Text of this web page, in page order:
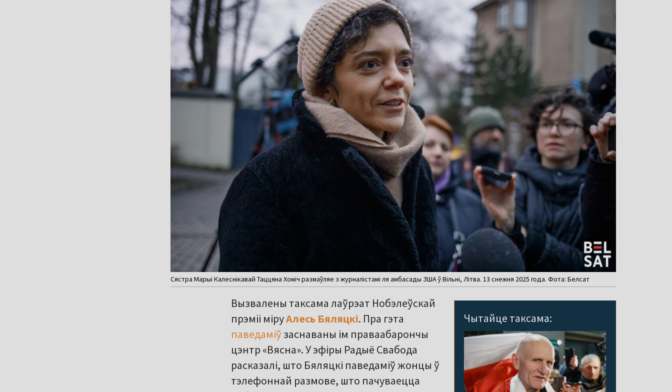
Сястра Марыі Калеснікавай Таццяна Хоміч размаўляе з журналістамі ля амбасады ЗША ў Вільні, Літва. 13 снежня 2025 года. Фота: Белсат
Чытайце таксама:
Вызвалены таксама лаўрэат Нобэлеўскай
прэміі міруАлесь Бяляцкі. Пра гэта
паведаміўзаснаваны ім праваабарончы
цэнтр «Вясна». У эфіры Радыё Свабода
расказалі, што Бяляцкі паведаміў жонцы ў
тэлефоннай размове, што пачуваецца